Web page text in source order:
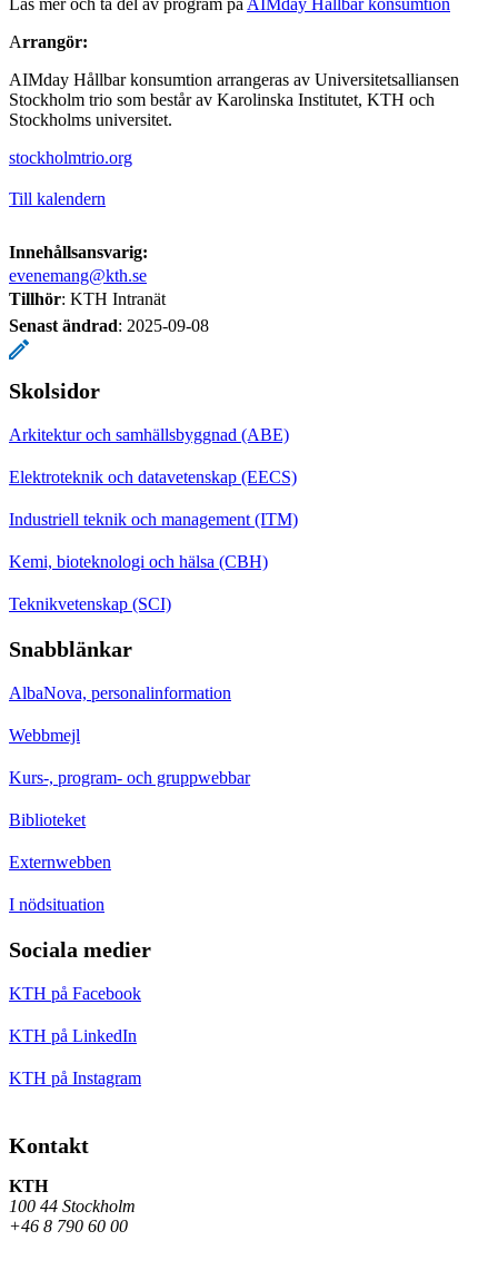
Arrangör:
AIMday Hållbar konsumtion arrangeras av Universitetsalliansen
Stockholm trio som består av Karolinska Institutet, KTH och
Stockholms universitet.
stockholmtrio.org
Till kalendern
Innehållsansvarig:
evenemang@kth.se
Tillhör: KTH Intranät
Senast ändrad: 2025-09-08
Skolsidor
Arkitektur och samhällsbyggnad (ABE)
Elektroteknik och datavetenskap (EECS)
Industriell teknik och management (ITM)
Kemi, bioteknologi och hälsa (CBH)
Teknikvetenskap (SCI)
Snabblänkar
AlbaNova, personalinformation
Webbmejl
Kurs-, program- och gruppwebbar
Biblioteket
Externwebben
I nödsituation
Sociala medier
KTH på Facebook
KTH på LinkedIn
KTH på Instagram
Kontakt
KTH
100 44 Stockholm
+46 8 790 60 00